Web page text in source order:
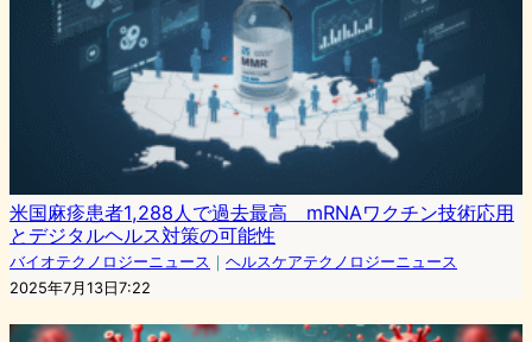
米国麻疹患者1,288人で過去最高 mRNAワクチン技術応用
とデジタルヘルス対策の可能性
バイオテクノロジーニュース ｜ ヘルスケアテクノロジーニュース
2025年7月13日7:22